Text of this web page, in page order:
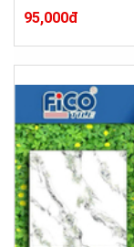
95,000đ